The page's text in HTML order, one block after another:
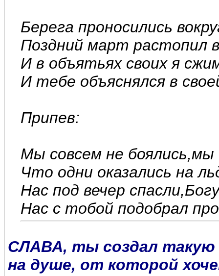
Берега проносились
Поздний март растопил
И в объятьях своих я
И тебе объяснялся в
Припев:
Мы совсем не
Что одни оказались на
Нас под вечер
Нас с тобой подобрал
СЛАВА, ты создал
на душе, от которой